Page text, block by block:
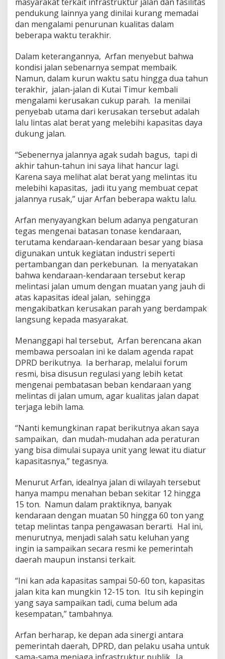
n
J
a
l
a
A
k
i
b
a
A
l
e
r
a
t
d
i
u
t
a
i
T
i
m
u
r
pendukung lainnya yang dinilai kurang memadai
dan mengalami penurunan kualitas dalam
beberapa waktu terakhir.
Dalam keterangannya, Arfan menyebut bahwa
kondisi jalan sebenarnya sempat membaik.
Namun, dalam kurun waktu satu hingga dua tahun
terakhir, jalan-jalan di Kutai Timur kembali
mengalami kerusakan cukup parah. Ia menilai
penyebab utama dari kerusakan tersebut adalah
lalu lintas alat berat yang melebihi kapasitas daya
dukung jalan.
“Sebenernya jalannya agak sudah bagus, tapi di
akhir tahun-tahun ini saya lihat hancur lagi.
Karena saya melihat alat berat yang melintas itu
melebihi kapasitas, jadi itu yang membuat cepat
jalannya rusak,” ujar Arfan beberapa waktu lalu.
Arfan menyayangkan belum adanya pengaturan
tegas mengenai batasan tonase kendaraan,
terutama kendaraan-kendaraan besar yang biasa
digunakan untuk kegiatan industri seperti
pertambangan dan perkebunan. Ia menyatakan
bahwa kendaraan-kendaraan tersebut kerap
melintasi jalan umum dengan muatan yang jauh di
atas kapasitas ideal jalan, sehingga
mengakibatkan kerusakan parah yang berdampak
langsung kepada masyarakat.
Menanggapi hal tersebut, Arfan berencana akan
membawa persoalan ini ke dalam agenda rapat
DPRD berikutnya. Ia berharap, melalui forum
resmi, bisa disusun regulasi yang lebih ketat
mengenai pembatasan beban kendaraan yang
melintas di jalan umum, agar kualitas jalan dapat
terjaga lebih lama.
“Nanti kemungkinan rapat berikutnya akan saya
sampaikan, dan mudah-mudahan ada peraturan
yang bisa dimulai supaya unit yang lewat itu diatur
kapasitasnya,” tegasnya.
Menurut Arfan, idealnya jalan di wilayah tersebut
hanya mampu menahan beban sekitar 12 hingga
15 ton. Namun dalam praktiknya, banyak
kendaraan dengan muatan 50 hingga 60 ton yang
tetap melintas tanpa pengawasan berarti. Hal ini,
menurutnya, menjadi salah satu keluhan yang
ingin ia sampaikan secara resmi ke pemerintah
daerah maupun instansi terkait.
“Ini kan ada kapasitas sampai 50-60 ton, kapasitas
jalan kita kan mungkin 12-15 ton. Itu sih kepingin
yang saya sampaikan tadi, cuma belum ada
kesempatan,” tambahnya.
Arfan berharap, ke depan ada sinergi antara
pemerintah daerah, DPRD, dan pelaku usaha untuk